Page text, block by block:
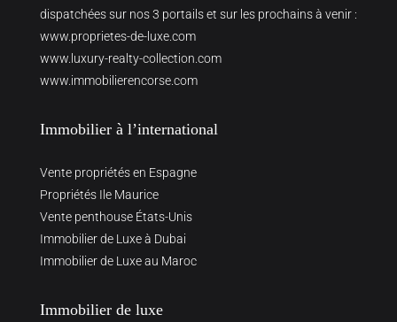
dispatchées sur nos 3 portails et sur les prochains à venir :
www.proprietes-de-luxe.com
www.luxury-realty-collection.com
www.immobilierencorse.com
Immobilier à l’international
Vente propriétés en Espagne
Propriétés Ile Maurice
Vente penthouse États-Unis
Immobilier de Luxe à Dubai
Immobilier de Luxe au Maroc
Immobilier de luxe